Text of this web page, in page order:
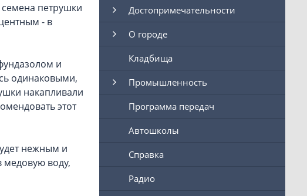
петрушки
- в
и
одинаковыми,
накапливали
этот
нежным и
медовую воду,
Достопримечательности
О городе
Кладбища
Промышленность
Программа передач
Автошколы
Справка
Радио